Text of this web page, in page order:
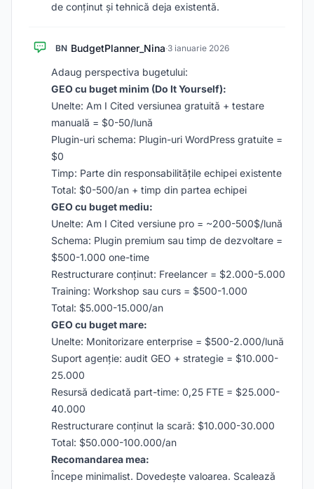
de conținut și tehnică deja existentă.
BN BudgetPlanner_Nina·3 ianuarie 2026
Adaug perspectiva bugetului:
GEO cu buget minim (Do It Yourself):
Unelte: Am I Cited versiunea gratuită + testare
manuală = $0-50/lună
Plugin-uri schema: Plugin-uri WordPress gratuite =
$0
Timp: Parte din responsabilitățile echipei existente
Total: $0-500/an + timp din partea echipei
GEO cu buget mediu:
Unelte: Am I Cited versiune pro = ~200-500$/lună
Schema: Plugin premium sau timp de dezvoltare =
$500-1.000 one-time
Restructurare conținut: Freelancer = $2.000-5.000
Training: Workshop sau curs = $500-1.000
Total: $5.000-15.000/an
GEO cu buget mare:
Unelte: Monitorizare enterprise = $500-2.000/lună
Suport agenție: audit GEO + strategie = $10.000-
25.000
Resursă dedicată part-time: 0,25 FTE = $25.000-
40.000
Restructurare conținut la scară: $10.000-30.000
Total: $50.000-100.000/an
Recomandarea mea:
Începe minimalist. Dovedește valoarea. Scalează